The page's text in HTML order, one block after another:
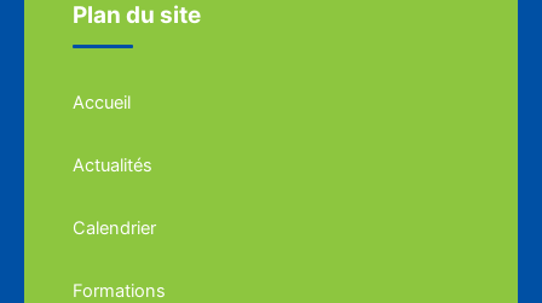
Plan du site
Accueil
Actualités
Calendrier
Formations